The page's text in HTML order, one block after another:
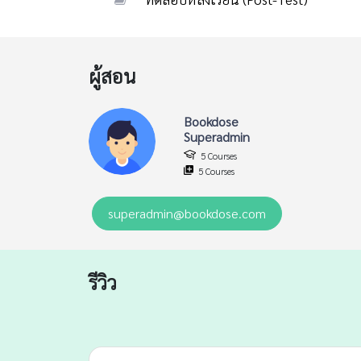
ผู้สอน
Bookdose
Superadmin
5 Courses
5 Courses
superadmin@bookdose.com
รีวิว